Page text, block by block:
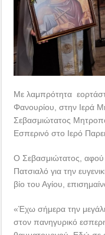
Με λαμπρότητα
Φανουρίου, στην Ιερά
Σεβασμιώτατος
Εσπερινό στο Ιερό
Ο Σεβασμιώτατος, αφού
Πατσιαλό για την
βίο του Αγίου,
«Έχω σήμερα την
στον πανηγυρικό